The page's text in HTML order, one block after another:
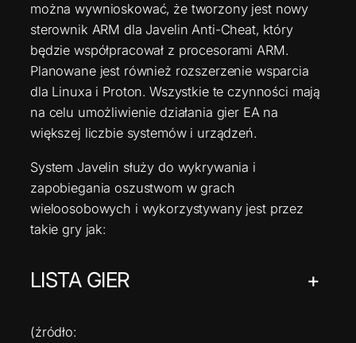
można wywnioskować, że tworzony jest nowy
sterownik ARM dla Javelin Anti-Cheat, który
będzie współpracował z procesorami ARM.
Planowane jest również rozszerzenie wsparcia
dla Linuxa i Proton. Wszystkie te czynności mają
na celu umożliwienie działania gier EA na
większej liczbie systemów i urządzeń.
System Javelin służy do wykrywania i
zapobiegania oszustwom w grach
wieloosobowych i wykorzystywany jest przez
takie gry jak:
LISTA GIER +
(źródło: